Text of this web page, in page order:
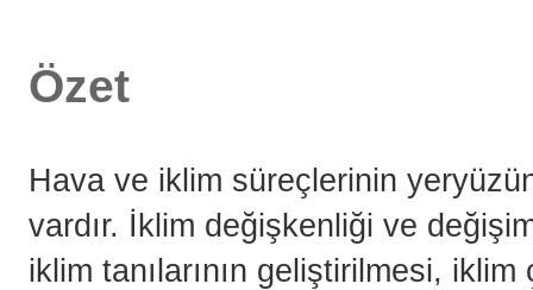
Özet
Hava ve iklim süreçlerinin
vardır. İklim değişkenliği ve
iklim tanılarının geliştirilmesi, iklim